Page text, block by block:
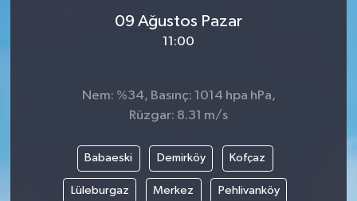
09 Ağustos Pazar
11:00
Nem: %34, Basınç: 1014 hpa hPa,
Rüzgar: 8.31 m/s
Babaeski Demirköy Kofçaz
Lüleburgaz Merkez Pehlivanköy